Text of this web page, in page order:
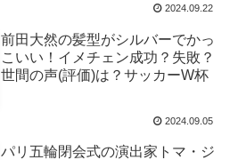
2024.09.22
前田大然の髪型がシルバーでかっ
こいい！イメチェン成功？失敗？
世間の声(評価)は？サッカーW杯
2024.09.05
パリ五輪閉会式の演出家トマ・ジ